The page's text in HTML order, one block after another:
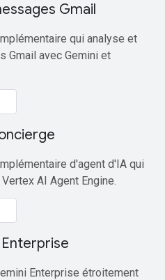
Gmail
qui analyse et
Gmail avec Gemini et
d'agent d'IA qui
AI Agent Engine.
Enterprise étroitement